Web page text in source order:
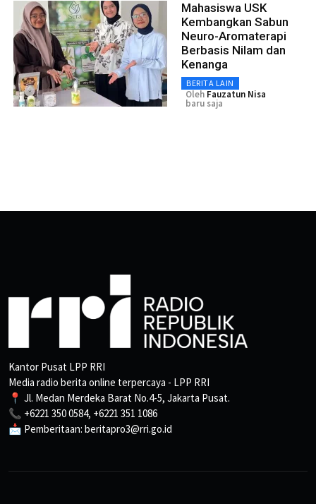
Mahasiswa USK
Kembangkan Sabun
Neuro-Aromaterapi
Berbasis Nilam dan
Kenanga
BERITA LAIN
Oleh Fauzatun Nisa
baru saja
Kantor Pusat LPP RRI
Media radio berita online terpercaya - LPP RRI
📍 Jl. Medan Merdeka Barat No.4-5, Jakarta Pusat.
📞 +6221 350 0584, +6221 351 1086
📩 Pemberitaan: beritapro3@rri.go.id